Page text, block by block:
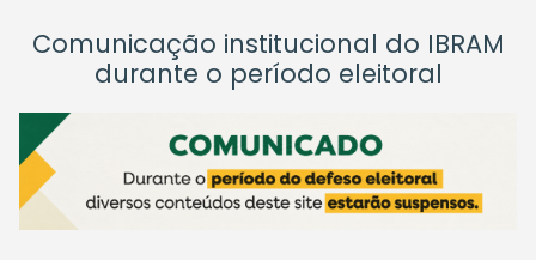
Comunicação institucional do IBRAM
durante o período eleitoral